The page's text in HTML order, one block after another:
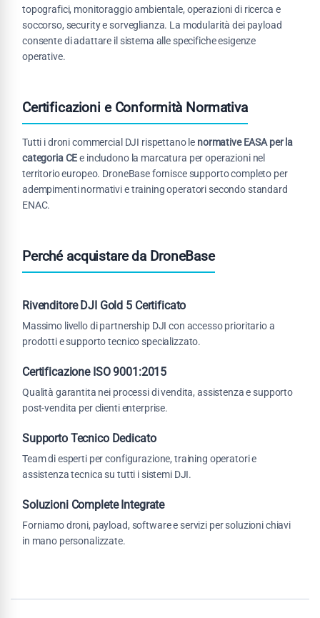
topografici, monitoraggio ambientale, operazioni di ricerca e
soccorso, security e sorveglianza. La modularità dei payload
consente di adattare il sistema alle specifiche esigenze
operative.
Certificazioni e Conformità Normativa
Tutti i droni commercial DJI rispettano le normative EASA per la
categoria CEe includono la marcatura per operazioni nel
territorio europeo. DroneBase fornisce supporto completo per
adempimenti normativi e training operatori secondo standard
ENAC.
Perché acquistare da DroneBase
Rivenditore DJI Gold 5 Certificato
Massimo livello di partnership DJI con accesso prioritario a
prodotti e supporto tecnico specializzato.
Certificazione ISO 9001:2015
Qualità garantita nei processi di vendita, assistenza e supporto
post-vendita per clienti enterprise.
Supporto Tecnico Dedicato
Team di esperti per configurazione, training operatori e
assistenza tecnica su tutti i sistemi DJI.
Soluzioni Complete Integrate
Forniamo droni, payload, software e servizi per soluzioni chiavi
in mano personalizzate.